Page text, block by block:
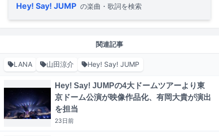
Hey! Say! JUMP の楽曲・歌詞を検索
関連記事
LANA 山田涼介 Hey! Say! JUMP
Hey! Say! JUMPの4大ドームツアーより東
京ドーム公演が映像作品化、有岡大貴が演出
を担当
23日前